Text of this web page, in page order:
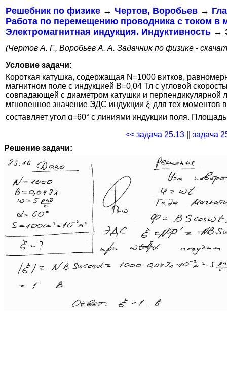
Решебник по физике → Чертов, Воробьев →
Работа по перемещению проводника с током в
Электромагнитная индукция. Индуктивность →
(Чертов А. Г., Воробьев А. А. Задачник по физике -
Условие задачи:
Короткая катушка, содержащая N=1000 витков,
магнитном поле с индукцией B=0,04 Тл с угловой
совпадающей с диаметром катушки и перпендикулярной
мгновенное значение ЭДС индукции ξi для тех моментов
составляет угол α=60° с линиями индукции поля.
<< задача 25.13
задача
Решение задачи: